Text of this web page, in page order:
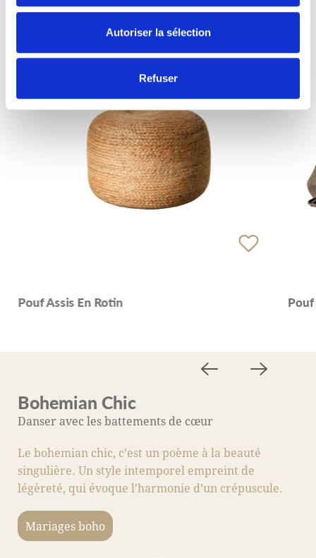
Autoriser la sélection
Refuser
Pouf Assis En Rotin Pouf
Bohemian Chic
Danser avec les battements de cœur
Le bohemian chic, c’est un poème à la beauté
singulière. Un style intemporel empreint de
légèreté, qui évoque l’harmonie d’un crépuscule.
Mariages boho